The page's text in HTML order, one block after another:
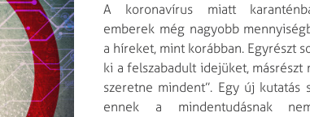
A koronavírus miatt
emberek még nagyobb
a híreket, mint korábban. Egyrészt
ki a felszabadult idejüket, másrészt
szeretne mindent”. Egy új kutatás
ennek a mindentudásnak